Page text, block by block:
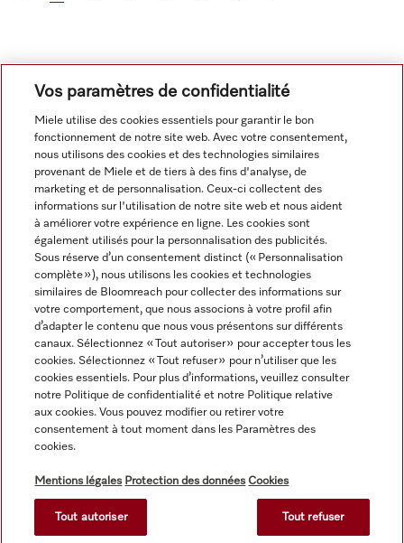
Navigation
Service
toujours sans matériel de décoration.
© Miele & Cie. KG.
Vos paramètres de confidentialité
Miele utilise des cookies essentiels pour garantir le bon
fonctionnement de notre site web. Avec votre consentement,
nous utilisons des cookies et des technologies similaires
provenant de Miele et de tiers à des fins d'analyse, de
marketing et de personnalisation. Ceux-ci collectent des
informations sur l'utilisation de notre site web et nous aident
à améliorer votre expérience en ligne. Les cookies sont
également utilisés pour la personnalisation des publicités.
Sous réserve d’un consentement distinct (« Personnalisation
complète »), nous utilisons les cookies et technologies
similaires de Bloomreach pour collecter des informations sur
votre comportement, que nous associons à votre profil afin
d’adapter le contenu que nous vous présentons sur différents
canaux. Sélectionnez « Tout autoriser » pour accepter tous les
cookies. Sélectionnez « Tout refuser » pour n’utiliser que les
cookies essentiels. Pour plus d’informations, veuillez consulter
notre Politique de confidentialité et notre Politique relative
aux cookies. Vous pouvez modifier ou retirer votre
consentement à tout moment dans les Paramètres des
cookies.
Mentions légales Protection des données Cookies
Tout autoriser Tout refuser